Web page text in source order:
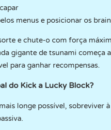
menus e posicionar os
e chute-o com força
gigante de tsunami começa
para ganhar recompensas.
do Kick a Lucky Block?
longe possível,